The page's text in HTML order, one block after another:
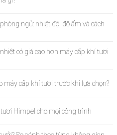
ngủ: nhiệt độ, độ ẩm và cách
có giá cao hơn máy cấp khí tươi
máy cấp khí tươi trước khi lựa chọn?
Himpel cho mọi công trình